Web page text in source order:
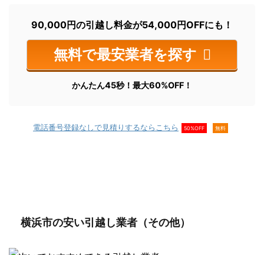
90,000円の引越し料金が54,000円OFFにも！
無料で最安業者を探す
かんたん45秒！最大60%OFF！
電話番号登録なしで見積りするならこちら 50%OFF 無料
横浜市の安い引越し業者（その他）